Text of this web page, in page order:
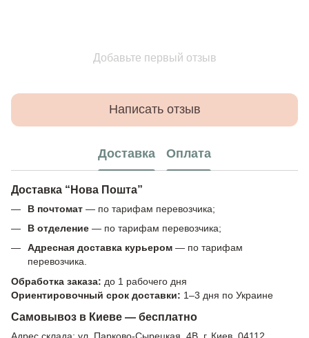
Добавьте первый отзыв
Написать отзыв
Доставка Оплата
Доставка “Нова Пошта”
В почтомат — по тарифам перевозчика;
В отделение — по тарифам перевозчика;
Адресная доставка курьером — по тарифам
перевозчика.
Обработка заказа: до 1 рабочего дня
Ориентировочный срок доставки: 1–3 дня по Украине
Самовывоз в Киеве — бесплатно
Адрес склада: ул. Парково-Сырецкая, 4В, г. Киев, 04112